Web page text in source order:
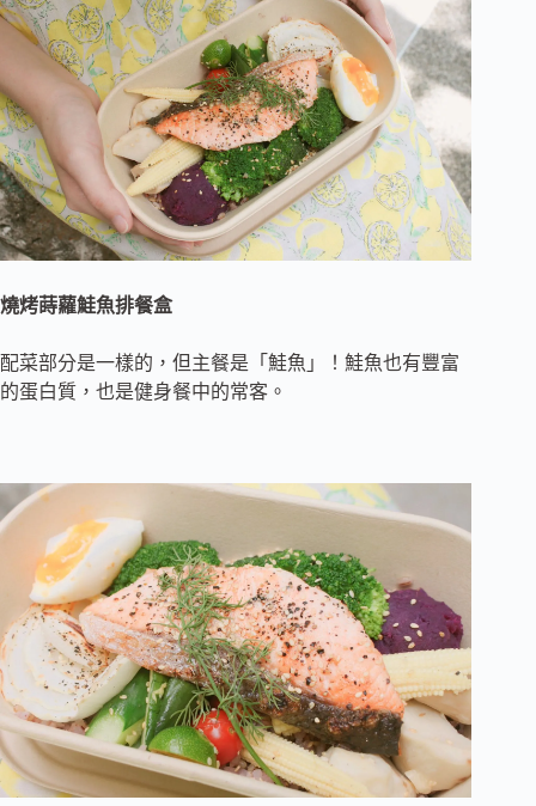
燒烤蒔蘿鮭魚排餐盒
配菜部分是一樣的，但主餐是「鮭魚」！鮭魚也有豐富
的蛋白質，也是健身餐中的常客。